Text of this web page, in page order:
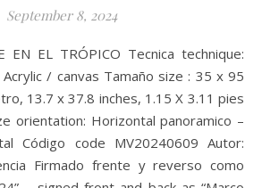
September 8, 2024
/ canvas Tamaño size : 35 x 95
13.7 x 37.8 inches, 1.15 X 3.11 pies
orientation: Horizontal panoramico –
Código code MV20240609 Autor:
Firmado frente y reverso como